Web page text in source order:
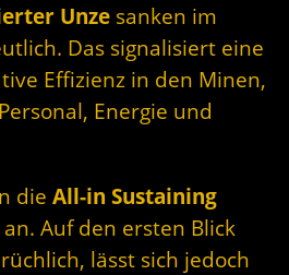
Unze sanken im
Das signalisiert eine
Effizienz in den Minen,
Energie und
die All-in Sustaining
Auf den ersten Blick
lässt sich jedoch